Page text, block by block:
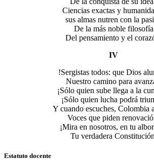
Ciencias exactas y
sus almas nutren con la
De la más noble filosofía
Del pensamiento y el
IV
!Sergistas todos: que Dios
Nuestro camino para
¡Sólo quien sube llega a la
¡Sólo quien lucha podrá
Y cuando escuches, Colombia
Voces que piden
¡Mira en nosotros, en tu
Tu verdadera
Estatuto docente